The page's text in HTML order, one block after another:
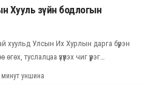
Хууль зүйн бодлогын
хуульд Улсын Их Хурлын дарга бүрэн
туслалцаа үзүүлэх чиг үүрэг…
уншина